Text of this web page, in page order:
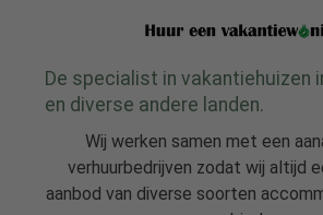
De specialist in vakantiehuizen
en diverse andere landen.
Wij werken samen met een
verhuurbedrijven zodat wij altijd
aanbod van diverse soorten